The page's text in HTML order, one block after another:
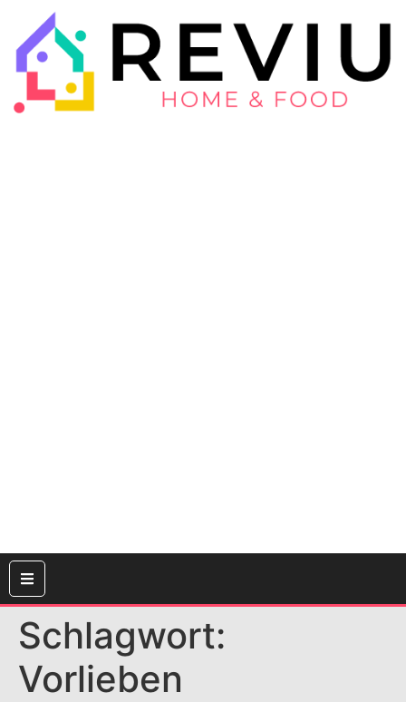
Schlagwort:
Vorlieben